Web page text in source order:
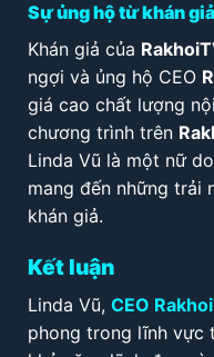
Sự ủng hộ từ khán giả
Khán giả của
ngợi và ủng hộ CEO
giá cao chất lượng
chương trình trên
Linda Vũ là một nữ
mang đến những trải
khán giả.
Kết luận
Linda Vũ, CEO
phong trong lĩnh vực